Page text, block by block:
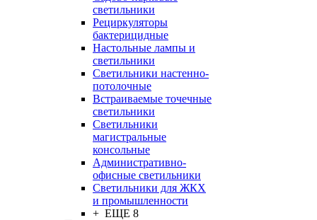
светильники
Рециркуляторы
бактерицидные
Настольные лампы и
светильники
Светильники настенно-
потолочные
Встраиваемые точечные
светильники
Светильники
магистральные
консольные
Административно-
офисные светильники
Светильники для ЖКХ
и промышленности
+ ЕЩЕ 8